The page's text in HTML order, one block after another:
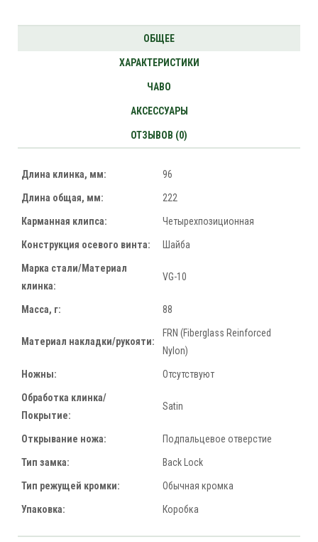
ОБЩЕЕ
ХАРАКТЕРИСТИКИ
ЧАВО
АКСЕССУАРЫ
ОТЗЫВОВ (0)
Длина клинка, мм: 96
Длина общая, мм: 222
Карманная клипса: Четырехпозиционная
Конструкция осевого винта: Шайба
Марка стали/Материал
клинка:
VG-10
Масса, г: 88
Материал накладки/рукояти:
FRN (Fiberglass Reinforced
Nylon)
Ножны: Отсутствуют
Обработка клинка/
Покрытие:
Satin
Открывание ножа: Подпальцевое отверстие
Тип замка: Back Lock
Тип режущей кромки: Обычная кромка
Упаковка: Коробка